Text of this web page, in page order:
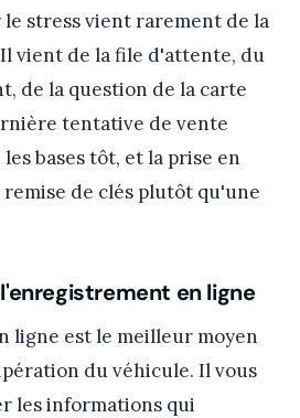
stress vient rarement de la
vient de la file d'attente, du
de la question de la carte
tentative de vente
bases tôt, et la prise en
de clés plutôt qu'une
en ligne
ligne est le meilleur moyen
du véhicule. Il vous
les informations qui